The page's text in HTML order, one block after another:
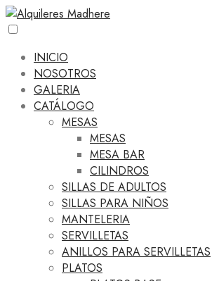
INICIO
NOSOTROS
GALERIA
CATÁLOGO
MESAS
MESAS
MESA BAR
CILINDROS
SILLAS DE ADULTOS
SILLAS PARA NIÑOS
MANTELERIA
SERVILLETAS
ANILLOS PARA SERVILLETAS
PLATOS